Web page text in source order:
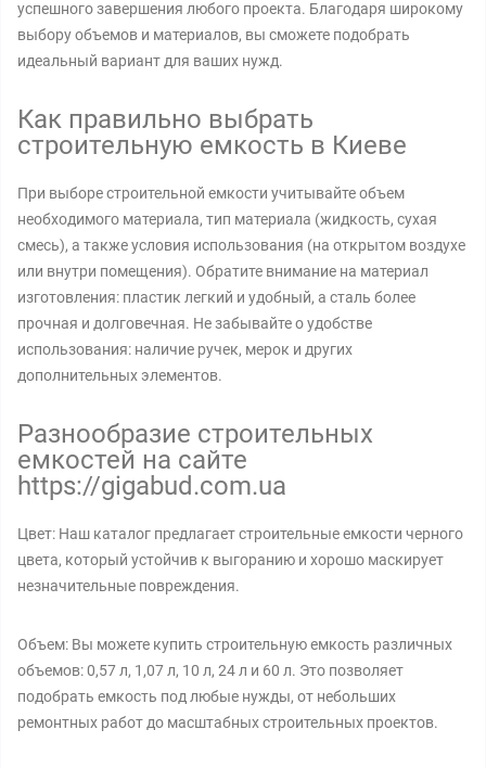
успешного завершения любого проекта. Благодаря широкому
выбору объемов и материалов, вы сможете подобрать
идеальный вариант для ваших нужд.
Как правильно выбрать
строительную емкость в Киеве
При выборе строительной емкости учитывайте объем
необходимого материала, тип материала (жидкость, сухая
смесь), а также условия использования (на открытом воздухе
или внутри помещения). Обратите внимание на материал
изготовления: пластик легкий и удобный, а сталь более
прочная и долговечная. Не забывайте о удобстве
использования: наличие ручек, мерок и других
дополнительных элементов.
Разнообразие строительных
емкостей на сайте
https://gigabud.com.ua
Цвет: Наш каталог предлагает строительные емкости черного
цвета, который устойчив к выгоранию и хорошо маскирует
незначительные повреждения.
Объем: Вы можете купить строительную емкость различных
объемов: 0,57 л, 1,07 л, 10 л, 24 л и 60 л. Это позволяет
подобрать емкость под любые нужды, от небольших
ремонтных работ до масштабных строительных проектов.